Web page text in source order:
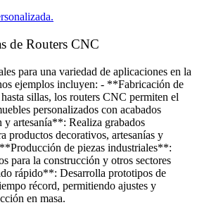
de Routers CNC​
para una variedad de aplicaciones en la
ejemplos incluyen: - **Fabricación de
sillas, los routers CNC permiten el
personalizados con acabados
artesanía**: Realiza grabados
productos decorativos, artesanías y
de piezas industriales**:
para la construcción y otros sectores
rápido**: Desarrolla prototipos de
récord, permitiendo ajustes y
en masa.